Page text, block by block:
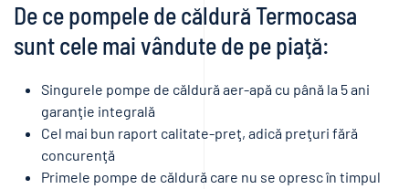
De ce pompele de căldură Termocasa
sunt cele mai vândute de pe piaţă:
Singurele pompe de căldură aer-apă cu până la 5 ani
garanţie integrală
Cel mai bun raport calitate-preţ, adică preţuri fără
concurenţă
Primele pompe de căldură care nu se opresc în timpul